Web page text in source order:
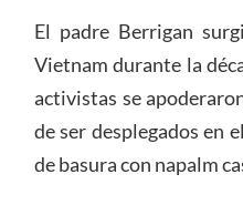
El padre Berrigan
Vietnam durante la
activistas se
de ser desplegados en
de basura con napalm